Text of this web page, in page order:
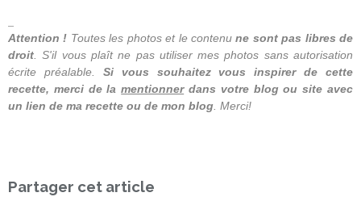
Attention ! Toutes les photos et le contenu ne sont pas libres de
droit . S'il vous plaît ne pas utiliser mes photos sans autorisation
écrite préalable. Si vous souhaitez vous inspirer
de cette
recette, merci de lamentionnerdans votre blog ou site avec
un lien de ma recette ou de mon blog . Merci!
Partager cet article